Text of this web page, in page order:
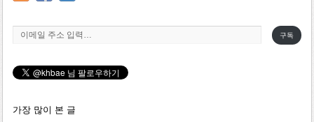
이메일 주소 입력…
구독
가장 많이 본 글